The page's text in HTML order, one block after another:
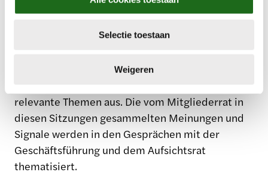
Selectie toestaan
Weigeren
Mitgliedersitzungen im In- und Ausland. Bei den
Mitglied des Managementteams anwesend, das
FloraHolland berichtet. Darüber hinaus tauscht
relevante Themen aus. Die vom Mitgliederrat in
diesen Sitzungen gesammelten Meinungen und
Signale werden in den Gesprächen mit der
Geschäftsführung und dem Aufsichtsrat
thematisiert.